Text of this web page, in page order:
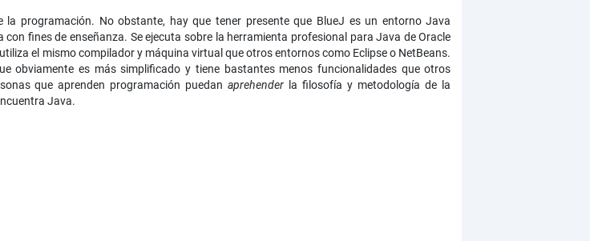
la programación. No obstante, hay que tener presente que BlueJ es un entorno Java
fines de enseñanza. Se ejecuta sobre la herramienta profesional para Java de Oracle
el mismo compilador y máquina virtual que otros entornos como Eclipse o NetBeans.
obviamente es más simplificado y tiene bastantes menos funcionalidades que otros
que aprenden programación puedanaprehender la filosofía y metodología de la
Java.